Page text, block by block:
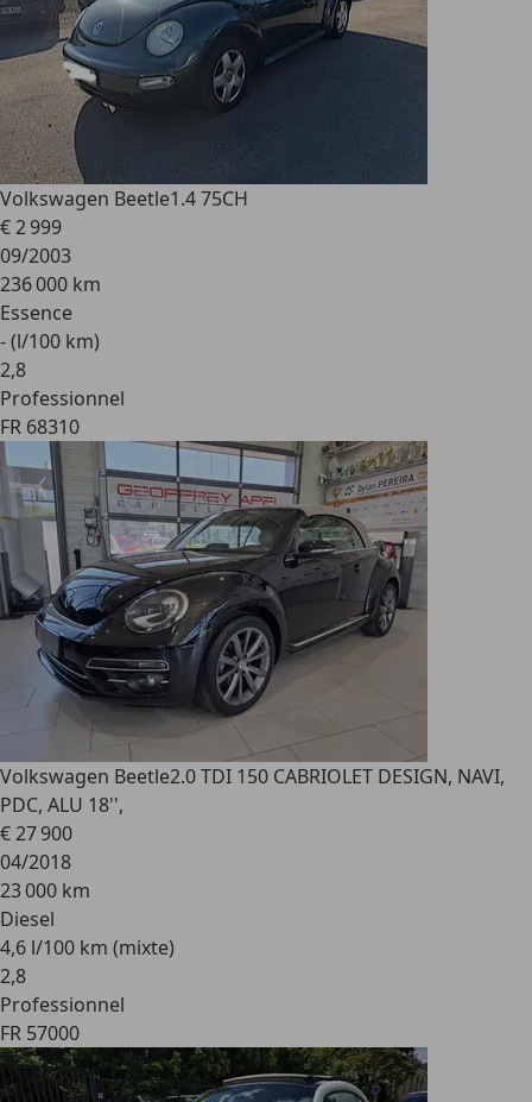
Volkswagen Beetle1.4 75CH
€ 2 999
09/2003
236 000 km
Essence
- (l/100 km)
2,8
Professionnel
FR 68310
Volkswagen Beetle2.0 TDI 150 CABRIOLET DESIGN, NAVI,
PDC, ALU 18'',
€ 27 900
04/2018
23 000 km
Diesel
4,6 l/100 km (mixte)
2,8
Professionnel
FR 57000